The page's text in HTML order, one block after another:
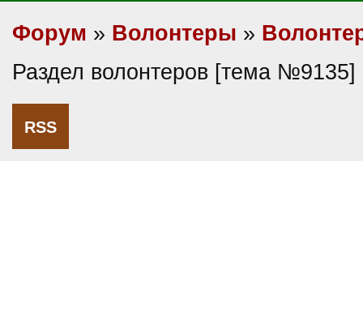
Форум » Волонтеры »
Раздел волонтеров [тема №9135]
RSS